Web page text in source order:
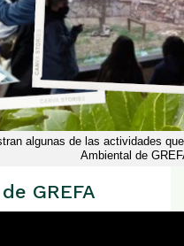
algunas de las actividades
Ambiental de
GREFA